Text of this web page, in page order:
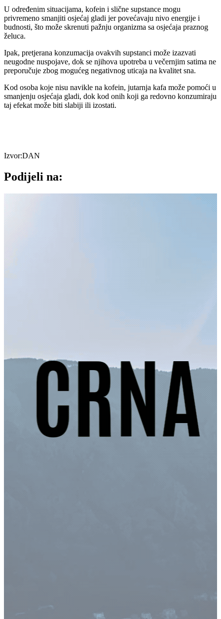
U određenim situacijama, kofein i slične supstance mogu
privremeno smanjiti osjećaj gladi jer povećavaju nivo energije i
budnosti, što može skrenuti pažnju organizma sa osjećaja praznog
želuca.
Ipak, pretjerana konzumacija ovakvih supstanci može izazvati
neugodne nuspojave, dok se njihova upotreba u večernjim satima ne
preporučuje zbog mogućeg negativnog uticaja na kvalitet sna.
Kod osoba koje nisu navikle na kofein, jutarnja kafa može pomoći u
smanjenju osjećaja gladi, dok kod onih koji ga redovno konzumiraju
taj efekat može biti slabiji ili izostati.
Izvor:DAN
Podijeli na: